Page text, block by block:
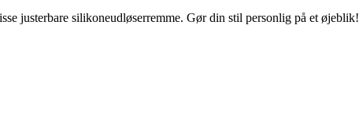
justerbare silikoneudløserremme. Gør din stil personlig på et øjeblik!